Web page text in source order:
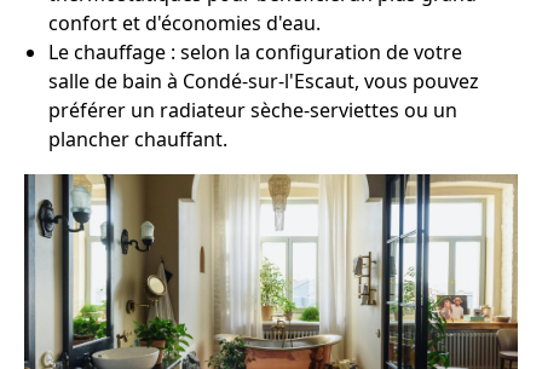
confort et d'économies d'eau.
Le chauffage : selon la configuration de votre
salle de bain à Condé-sur-l'Escaut, vous pouvez
préférer un radiateur sèche-serviettes ou un
plancher chauffant.